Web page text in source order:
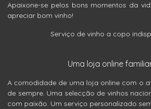
Apaixone-se pelos bons momentos da
apreciar bom vinho!
Serviço de vinho a copo
Uma loja online
A comodidade de uma loja online com o
de sempre. Uma selecção de vinhos
com paixão. Um serviço personalizado